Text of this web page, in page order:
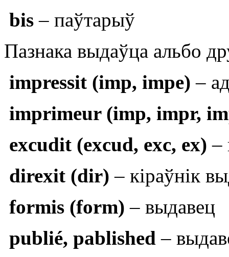
bis – паўтарыў
Пазнака выдаўца альбо
impressit (imp, impe) –
imprimeur (imp, impr,
excudit (excud, exc, ex) –
direxit (dir) – кіраўнік
formis (form) – выдавец
publié, pablished –